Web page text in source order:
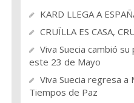
KARD LLEGA A
CRUÏLLA ES CASA,
Viva Suecia cambió
este 23 de Mayo
Viva Suecia regresa a
Tiempos de Paz